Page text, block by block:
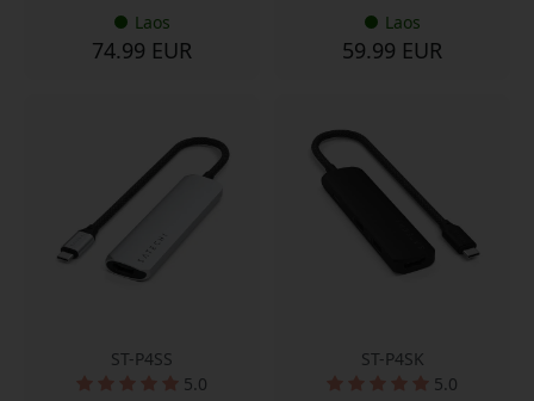
Laos
74.99 EUR
Laos
59.99 EUR
ST-P4SS
5.0
ST-P4SK
5.0